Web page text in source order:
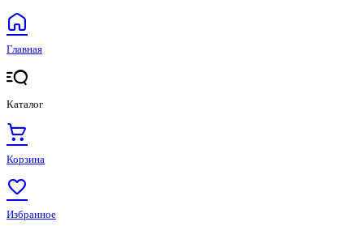
Главная
Каталог
Корзина
Избранное